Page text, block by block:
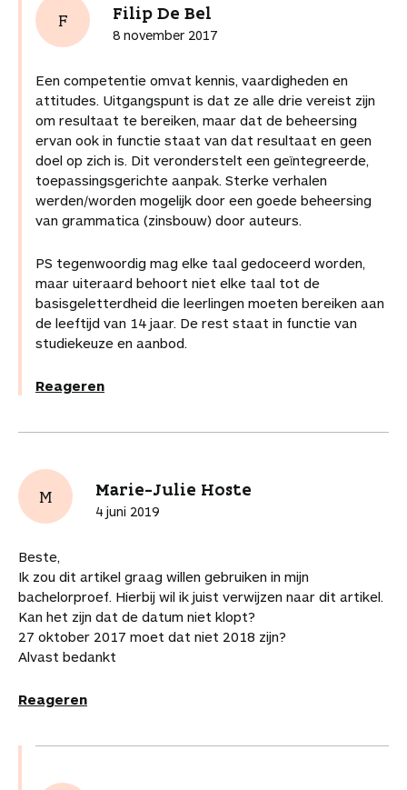
F Filip De Bel
8 november 2017
Een competentie omvat kennis, vaardigheden en
attitudes. Uitgangspunt is dat ze alle drie vereist zijn
om resultaat te bereiken, maar dat de beheersing
ervan ook in functie staat van dat resultaat en geen
doel op zich is. Dit veronderstelt een geïntegreerde,
toepassingsgerichte aanpak. Sterke verhalen
werden/worden mogelijk door een goede beheersing
van grammatica (zinsbouw) door auteurs.
PS tegenwoordig mag elke taal gedoceerd worden,
maar uiteraard behoort niet elke taal tot de
basisgeletterdheid die leerlingen moeten bereiken aan
de leeftijd van 14 jaar. De rest staat in functie van
studiekeuze en aanbod.
Reageren
M Marie-Julie Hoste
4 juni 2019
Beste,
Ik zou dit artikel graag willen gebruiken in mijn
bachelorproef. Hierbij wil ik juist verwijzen naar dit artikel.
Kan het zijn dat de datum niet klopt?
27 oktober 2017 moet dat niet 2018 zijn?
Alvast bedankt
Reageren